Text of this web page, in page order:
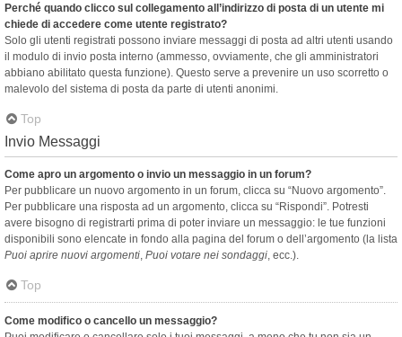
Perché quando clicco sul collegamento all’indirizzo di posta di un utente mi
chiede di accedere come utente registrato?
Solo gli utenti registrati possono inviare messaggi di posta ad altri utenti usando
il modulo di invio posta interno (ammesso, ovviamente, che gli amministratori
abbiano abilitato questa funzione). Questo serve a prevenire un uso scorretto o
malevolo del sistema di posta da parte di utenti anonimi.
Top
Invio Messaggi
Come apro un argomento o invio un messaggio in un forum?
Per pubblicare un nuovo argomento in un forum, clicca su “Nuovo argomento”.
Per pubblicare una risposta ad un argomento, clicca su “Rispondi”. Potresti
avere bisogno di registrarti prima di poter inviare un messaggio: le tue funzioni
disponibili sono elencate in fondo alla pagina del forum o dell’argomento (la lista
Puoi aprire nuovi argomenti, Puoi votare nei sondaggi, ecc.).
Top
Come modifico o cancello un messaggio?